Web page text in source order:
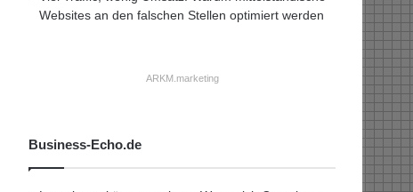
Websites an den falschen Stellen optimiert werden
ARKM.marketing
Business-Echo.de